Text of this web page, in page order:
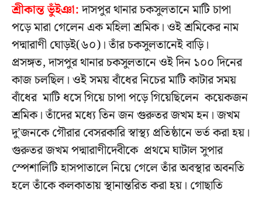
শ্রীকান্ত ভুঁইঞা:দাসপুর থানার চকসুলতানে মাটি চাপা
পড়ে মারা গেলেন এক মহিলা শ্রমিক। ওই শ্রমিকের নাম
পদ্মারাণী ঘোড়ই(৬০)। তাঁর চকসুলতানেই বাড়ি।
প্রসঙ্গত, দাসপুর থানার চকসুলতানে ওই দিন ১০০ দিনের
কাজ চলছিল। ওই সময় বাঁধের নিচের মাটি কাটার সময়
বাঁধের মাটি ধসে গিয়ে চাপা পড়ে গিয়েছিলেন কয়েকজন
শ্রমিক। তাঁদের মধ্যে তিন জন গুরুতর জখম হন। জখম
দু’জনকে গৌরার বেসরকারি স্বাস্থ্য প্রতিষ্ঠানে ভর্ত করা হয়।
গুরুতর জখম পদ্মারাণীদেবীকে প্রথমে ঘাটাল সুপার
স্পেশালিটি হাসপাতালে নিয়ে গেলে তাঁর অবস্থার অবনতি
হলে তাঁকে কলকাতায় স্থানান্তরিত করা হয়। গোছাতি